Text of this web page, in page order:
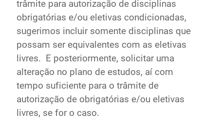
trâmite para autorização de disciplinas
obrigatórias e/ou eletivas condicionadas,
sugerimos incluir somente disciplinas que
possam ser equivalentes com as eletivas
livres. E posteriormente, solicitar uma
alteração no plano de estudos, aí com
tempo suficiente para o trâmite de
autorização de obrigatórias e/ou eletivas
livres, se for o caso.